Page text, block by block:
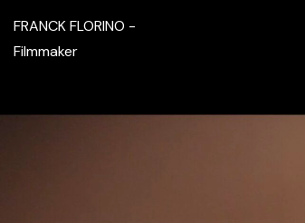
FRANCK FLORINO -
Filmmaker